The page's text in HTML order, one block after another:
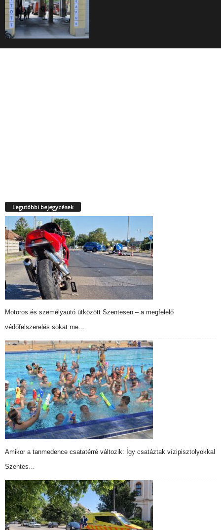
Legutóbbi bejegyzések
Motoros és személyautó ütközött Szentesen – a megfelelő
védőfelszerelés sokat me…
Amikor a tanmedence csatatérré változik: Így csatáztak vízipisztolyokkal
Szentes…